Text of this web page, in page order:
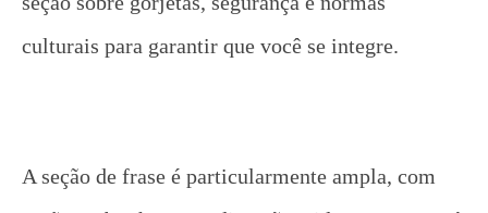
culturais para garantir que você se integre.
A seção de frase é particularmente ampla, com